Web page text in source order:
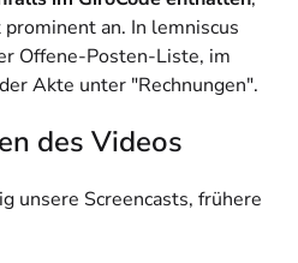
an. In lemniscus
Offene-Posten-Liste, im
Akte unter "Rechnungen".
des Videos
unsere Screencasts, frühere